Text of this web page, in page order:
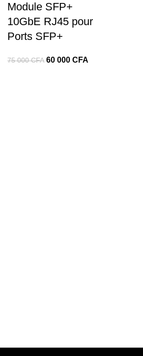
Module SFP+
10GbE RJ45 pour
Ports SFP+
75 000CFA 60 000 CFA